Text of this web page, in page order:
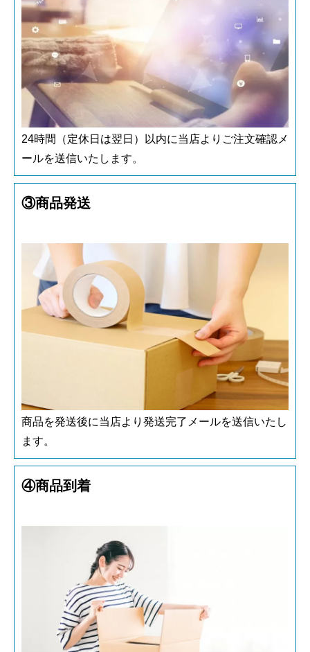
24時間（定休日は翌日）以内に当店よりご注文確認メ
ールを送信いたします。
③商品発送
商品を発送後に当店より発送完了メールを送信いたし
ます。
④商品到着